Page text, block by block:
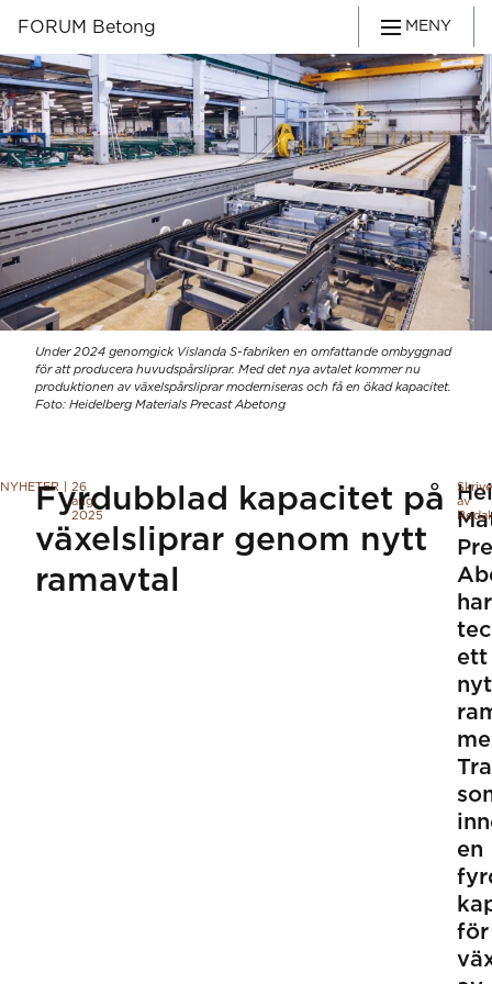
FORUM Betong MENY
Under 2024 genomgick Vislanda S-fabriken en omfattande ombyggnad
för att producera huvudspårsliprar. Med det nya avtalet kommer nu
produktionen av växelspårsliprar moderniseras och få en ökad kapacitet.
Foto: Heidelberg Materials Precast Abetong
NYHETER
26
aug.
2025
Fyrdubblad kapacitet på
växelsliprar genom nytt
ramavtal
har
ett
en
för
av